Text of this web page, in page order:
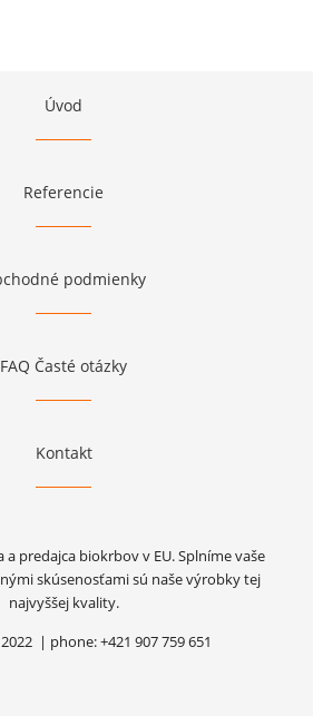
Úvod
Referencie
podmienky
FAQ Časté otázky
Kontakt
a predajca biokrbov v EU. Splníme vaše
skúsenosťami sú naše výrobky tej
najvyššej kvality.
| phone: +421 907 759 651